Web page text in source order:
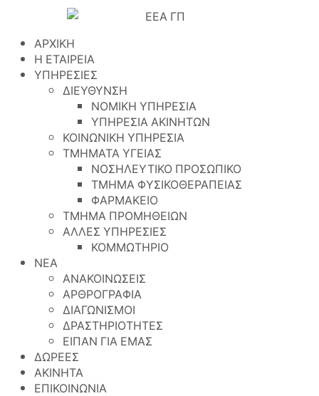
ΑΡΧΙΚΗ
Η ΕΤΑΙΡΕΙΑ
ΥΠΗΡΕΣΙΕΣ
ΔΙΕΥΘΥΝΣΗ
ΝΟΜΙΚΗ ΥΠΗΡΕΣΙΑ
ΥΠΗΡΕΣΙΑ ΑΚΙΝΗΤΩΝ
ΚΟΙΝΩΝΙΚΗ ΥΠΗΡΕΣΙΑ
ΤΜΗΜΑΤΑ ΥΓΕΙΑΣ
ΝΟΣΗΛΕΥΤΙΚΟ ΠΡΟΣΩΠΙΚΟ
ΤΜΗΜΑ ΦΥΣΙΚΟΘΕΡΑΠΕΙΑΣ
ΦΑΡΜΑΚΕΙΟ
ΤΜΗΜΑ ΠΡΟΜΗΘΕΙΩΝ
ΑΛΛΕΣ ΥΠΗΡΕΣΙΕΣ
ΚΟΜΜΩΤΗΡΙΟ
ΝΕΑ
ΑΝΑΚΟΙΝΩΣΕΙΣ
ΑΡΘΡΟΓΡΑΦΙΑ
ΔΙΑΓΩΝΙΣΜΟΙ
ΔΡΑΣΤΗΡΙΟΤΗΤΕΣ
ΕΙΠΑΝ ΓΙΑ ΕΜΑΣ
ΔΩΡΕΕΣ
ΑΚΙΝΗΤΑ
ΕΠΙΚΟΙΝΩΝΙΑ